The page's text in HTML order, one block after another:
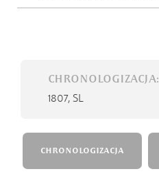
CHRONOLOGIZACJA:
1807, SL
CHRONOLOGIZACJA